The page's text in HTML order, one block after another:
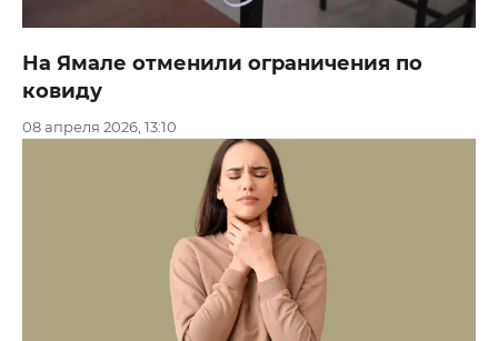
На Ямале отменили ограничения по
ковиду
08 апреля 2026, 13:10